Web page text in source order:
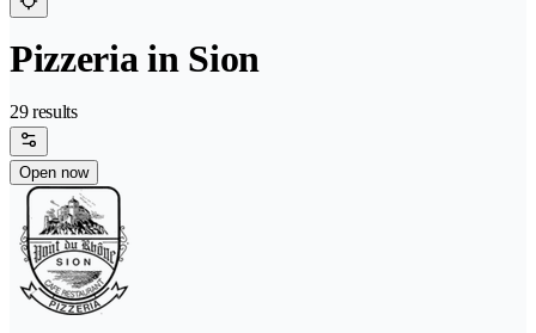
Pizzeria in Sion
29 results
Open now